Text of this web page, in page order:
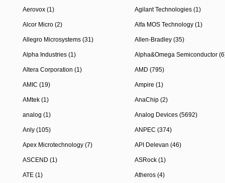
Aerovox (1) Agilant Technologies (1)
Alcor Micro (2) Alfa MOS Technology (1)
Allegro Microsystems (31) Allen-Bradley (35)
Alpha Industries (1) Alpha&Omega Semiconductor
Altera Corporation (1) AMD (795)
AMIC (19) Ampire (1)
AMtek (1) AnaChip (2)
analog (1) Analog Devices (5692)
Anly (105) ANPEC (374)
Apex Microtechnology (7) API Delevan (46)
ASCEND (1) ASRock (1)
ATE (1) Atheros (4)